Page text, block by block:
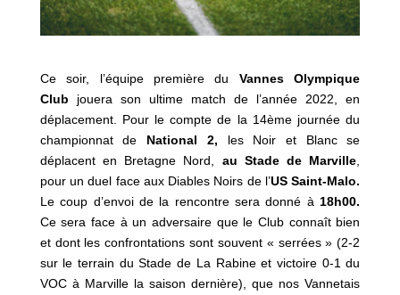
Ce soir, l’équipe première du Vannes Olympique
Club jouera son ultime match de l’année 2022, en
déplacement. Pour le compte de la 14ème journée du
championnat de National 2, les Noir et Blanc se
déplacent en Bretagne Nord, au Stade de Marville
pour un duel face aux Diables Noirs de l’US Saint-Malo.
Le coup d’envoi de la rencontre sera donné à 18h00.
Ce sera face à un adversaire que le Club connaît bien
et dont les confrontations sont souvent « serrées » (2-2
sur le terrain du Stade de La Rabine et victoire 0-1 du
VOC à Marville la saison dernière), que nos Vannetais